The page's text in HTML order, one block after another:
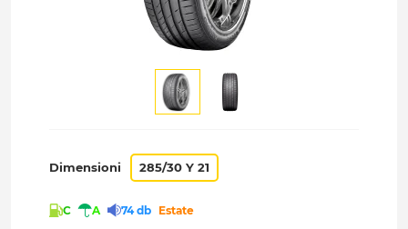
Dimensioni 285/30 Y 21
C A 74 db Estate